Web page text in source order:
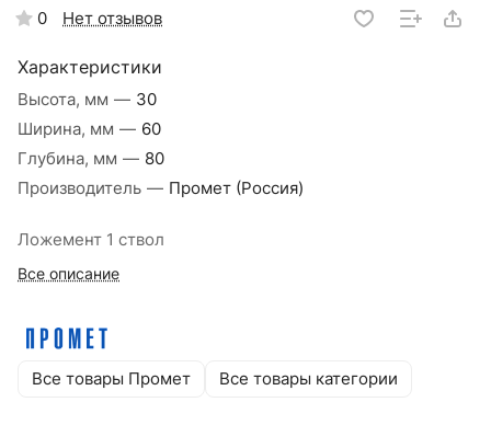
0 Нет отзывов
Характеристики
Высота, мм — 30
Ширина, мм — 60
Глубина, мм — 80
Производитель — Промет (Россия)
Ложемент 1 ствол
Все описание
Все товары Промет Все товары категории